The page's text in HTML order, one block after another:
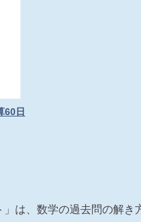
60日
は、数学の過去問の解き